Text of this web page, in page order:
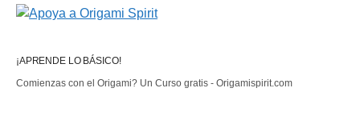
¡APRENDE LO BÁSICO!
Comienzas con el Origami? Un Curso gratis - Origamispirit.com